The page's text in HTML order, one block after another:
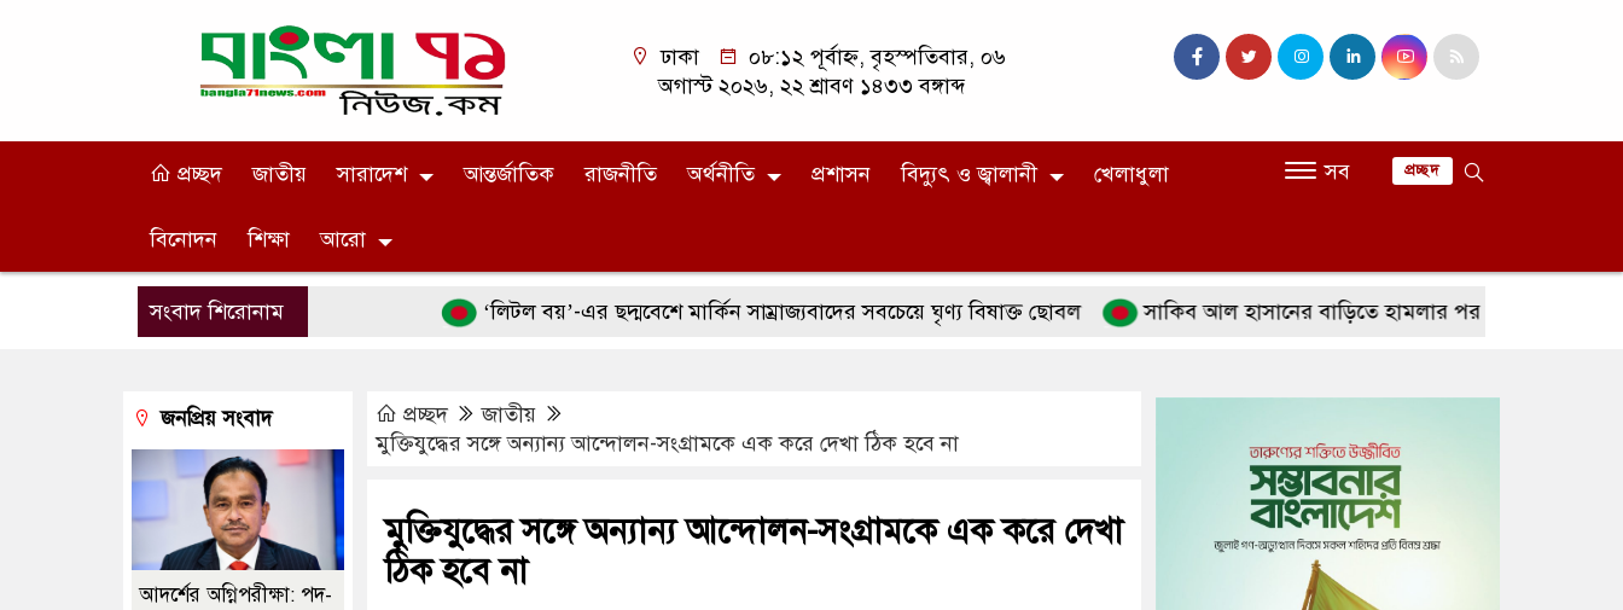
ঢাকা
০৮:১২ পূর্বাহ্ন, বৃহস্পতিবার, ০৬
অগাস্ট ২০২৬, ২২ শ্রাবণ ১৪৩৩ বঙ্গাব্দ
প্রচ্ছদ জাতীয় সারাদেশ আন্তর্জাতিক রাজনীতি অর্থনীতি প্রশাসন বিদ্যুৎ ও জ্বালানী খেলাধুলা
বিনোদন শিক্ষা আরো
সব প্রচ্ছদ
সংবাদ শিরোনাম ‘লিটল বয়’-এর ছদ্মবেশে মার্কিন সাম্রাজ্যবাদের সবচেয়ে ঘৃণ্য বিষাক্ত ছোবল সাকিব আল হাসানের বাড়িতে হামলার পর অতিরিক্ত পুলিশ
প্রচ্ছদ
জাতীয়
মুক্তিযুদ্ধের সঙ্গে অন্যান্য আন্দোলন-সংগ্রামকে এক করে দেখা ঠিক হবে না
মুক্তিযুদ্ধের সঙ্গে অন্যান্য আন্দোলন-সংগ্রামকে এক করে দেখা
ঠিক হবে না
জনপ্রিয় সংবাদ
আদর্শের অগ্নিপরীক্ষা: পদ-